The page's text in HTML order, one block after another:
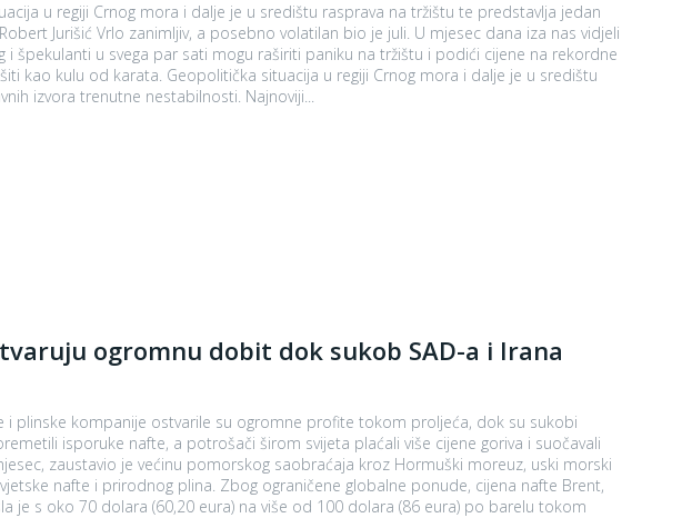
u regiji Crnog mora i dalje je u središtu rasprava na tržištu te predstavlja jedan
špekulanti u svega par sati mogu raširiti paniku na tržištu i podići cijene na rekordne
kao kulu od karata. Geopolitička situacija u regiji Crnog mora i dalje je u središtu
izvora trenutne nestabilnosti. Najnoviji...
ogromnu dobit dok sukob SAD-a i Irana
i plinske kompanije ostvarile su ogromne profite tokom proljeća, dok su sukobi
isporuke nafte, a potrošači širom svijeta plaćali više cijene goriva i suočavali
nafte i prirodnog plina. Zbog ograničene globalne ponude, cijena nafte Brent,
je s oko 70 dolara (60,20 eura) na više od 100 dolara (86 eura) po barelu tokom